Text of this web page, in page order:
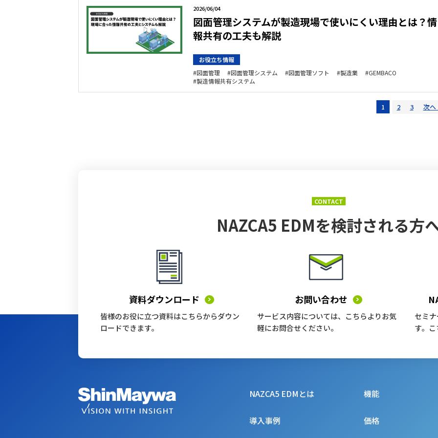
2026/06/04
図面管理システムが製造現場で使いにくい理由とは？情
報共有の工夫も解説
お役立ち情報
図面管理
図面管理システム 図面管理ソフト 製造業
GEMBACO
製造情報共有システム
1 2 3 次へ
CONTACT
NAZCA5 EDMを検討される方
資料ダウンロード
皆様のお役に立つ資料はこちらからダウン
ロードできます。
お問い合わせ
サービス内容については、こちらよりお気
軽にお問合せください。
セミ
す。
NAZCA5 EDMとは 機能
導入事例 価格